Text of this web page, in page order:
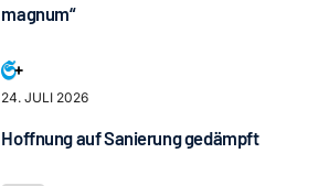
magnum“
24. JULI 2026
Hoffnung auf Sanierung gedämpft